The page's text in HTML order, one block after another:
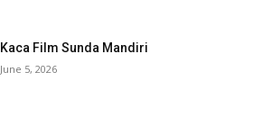
Kaca Film Sunda Mandiri
June 5, 2026